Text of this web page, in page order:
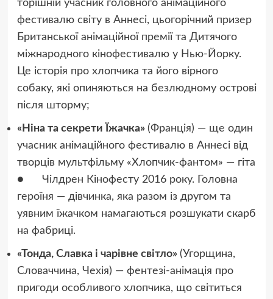
торішній учасник головного анімаційного
фестивалю світу в Аннесі, цьогорічний призер
Британської анімаційної премії та Дитячого
міжнародного кінофестивалю у Нью-Йорку.
Це історія про хлопчика та його вірного
собаку, які опиняються на безлюдному острові
після шторму;
«Ніна та секрети Їжачка» (Франція) — ще один
учасник анімаційного фестивалю в Аннесі від
творців мультфільму «Хлопчик-фантом» — гіта
● Чілдрен Кінофесту 2016 року. Головна
героїня — дівчинка, яка разом із другом та
уявним їжачком намагаються розшукати скарб
на фабриці.
«Тонда, Славка і чарівне світло» (Угорщина,
Словаччина, Чехія) — фентезі-анімація про
пригоди особливого хлопчика, що світиться